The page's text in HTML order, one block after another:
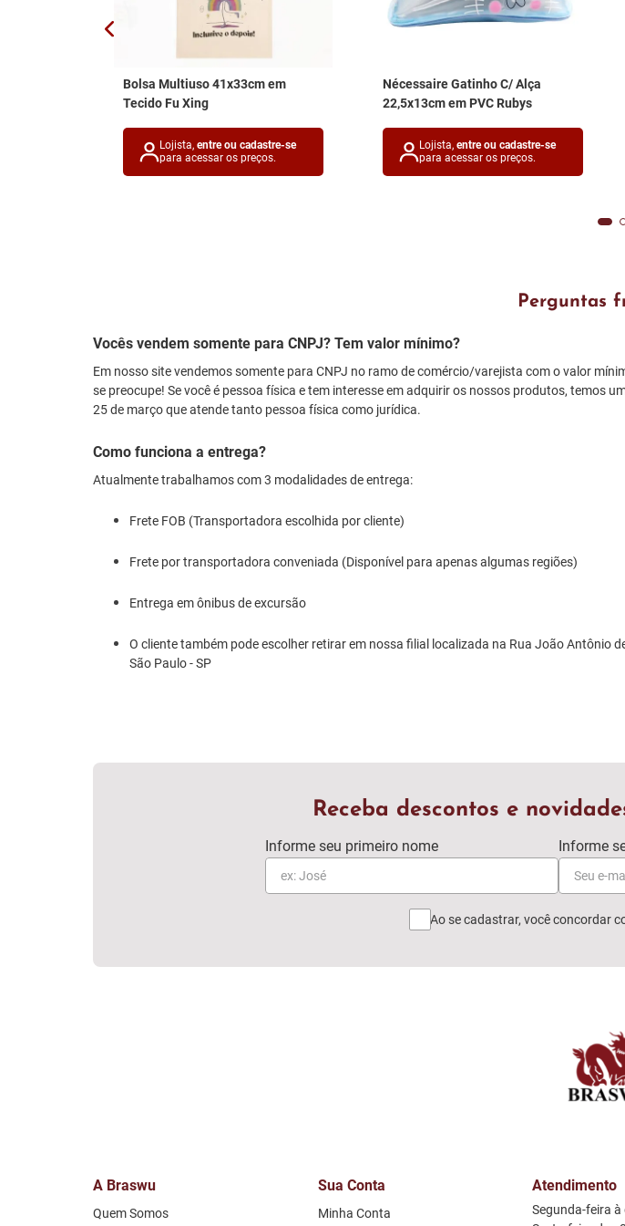
Bolsa Multiuso 41x33cm em
Tecido Fu Xing
Lojista, entre ou cadastre-se
para acessar os preços.
Nécessaire Gatinho C/ Alça
22,5x13cm em PVC Rubys
Lojista, entre ou cadastre-se
para acessar os preços.
Perguntas
Vocês vendem somente para CNPJ? Tem valor mínimo?
Em nosso site vendemos somente para CNPJ no ramo de comércio/varejista com o valor
se preocupe! Se você é pessoa física e tem interesse em adquirir os nossos produtos, temos
25 de março que atende tanto pessoa física como jurídica.
Como funciona a entrega?
Atualmente trabalhamos com 3 modalidades de entrega:
Frete FOB (Transportadora escolhida por cliente)
Frete por transportadora conveniada (Disponível para apenas algumas regiões)
Entrega em ônibus de excursão
O cliente também pode escolher retirar em nossa filial localizada na Rua João Antônio
São Paulo - SP
Receba descontos e
Ao se cadastrar, você concordar
A Braswu
Quem Somos
Sua Conta
Minha Conta
Atendimento
Segunda-feira